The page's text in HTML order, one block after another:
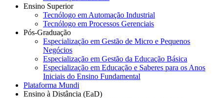
Ensino Superior
Tecnólogo em Automação Industrial
Tecnólogo em Processos Gerenciais
Pós-Graduação
Especialização em Gestão de Micro e Pequenos
Negócios
Especialização em Gestão da Educação Básica
Especialização em Educação e Saberes para os Anos
Iniciais do Ensino Fundamental
Plataforma Mundi
Ensino à Distância (EaD)